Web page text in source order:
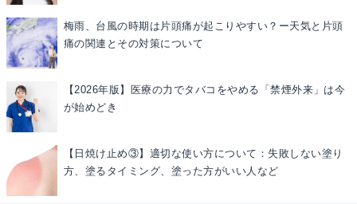
梅雨、台風の時期は片頭痛が起こりやすい？ー天気と片頭
痛の関連とその対策について
【2026年版】医療の力でタバコをやめる「禁煙外来」は今
が始めどき
【日焼け止め③】適切な使い方について：失敗しない塗り
方、塗るタイミング、塗った方がいい人など